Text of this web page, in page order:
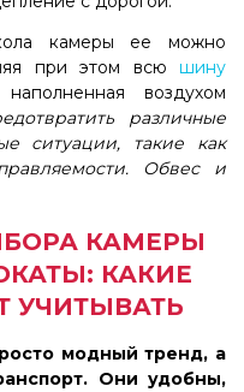
камеры ее можно
при этом всю шину
воздухом
различные
ситуации, такие как
Обвес и
КАМЕРЫ
КАКИЕ
УЧИТЫВАТЬ
модный тренд, а
Они удобны,